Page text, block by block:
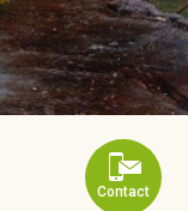
Contact